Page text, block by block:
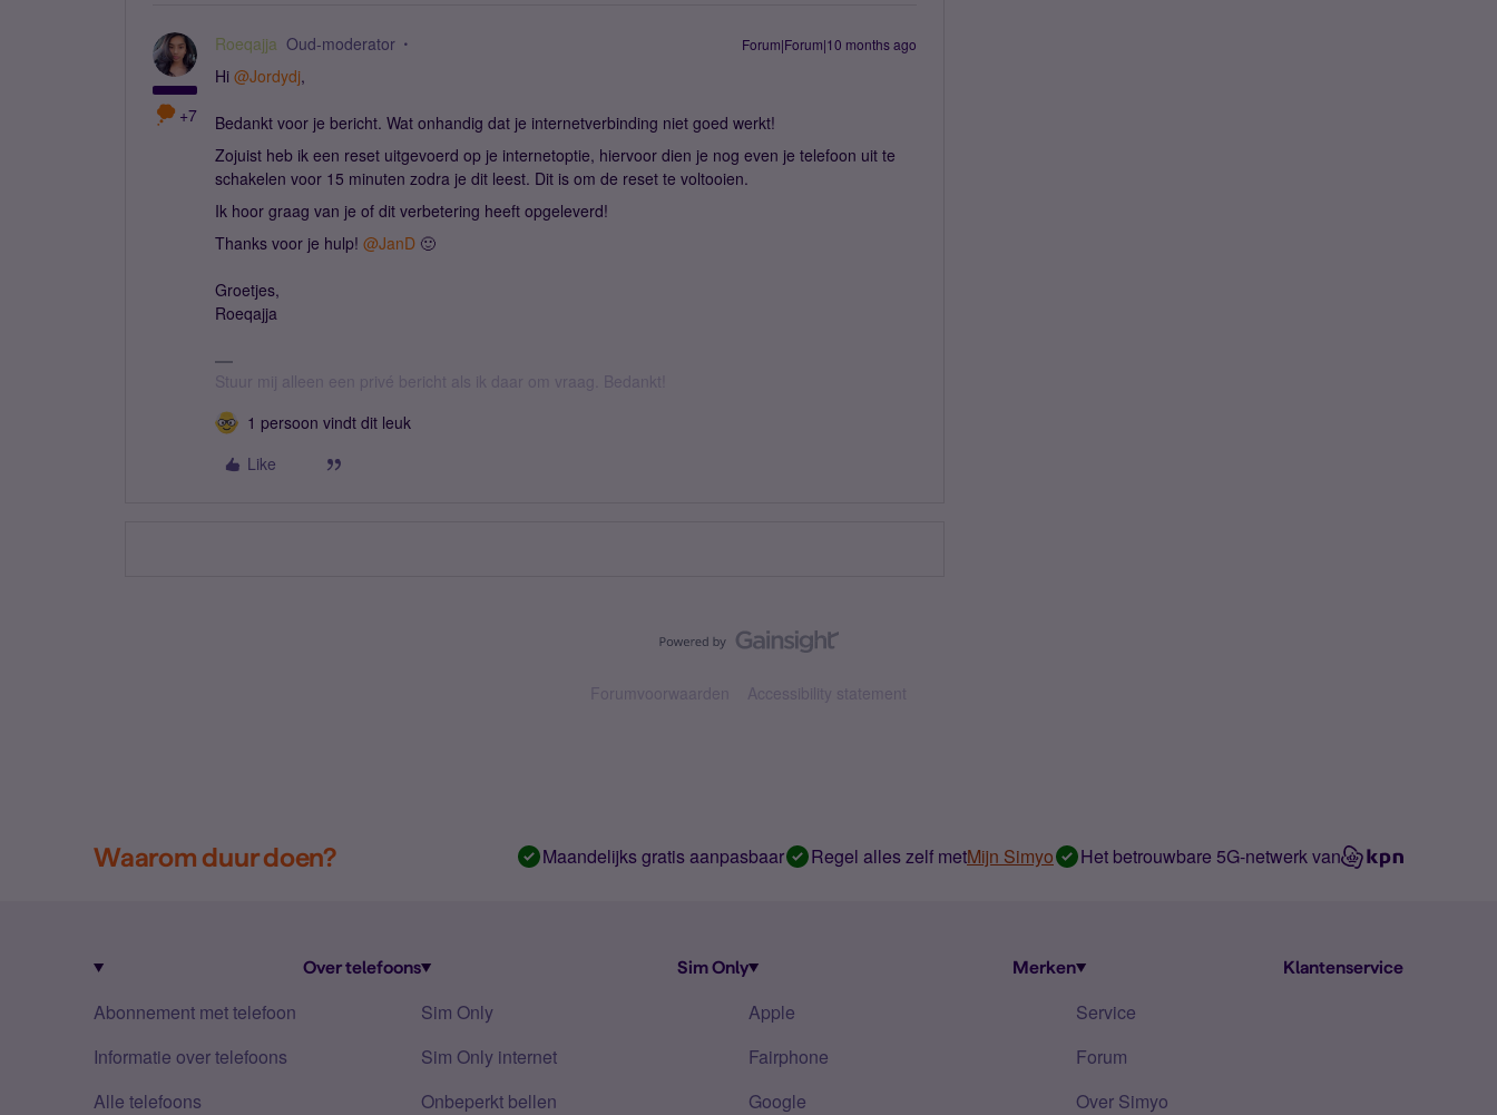
+7
Roeqajja Oud-moderator Forum|Forum|10 months ago
Hi ​ @Jordydj,
Bedankt voor je bericht. Wat onhandig dat je internetverbinding niet goed werkt!
Zojuist heb ik een reset uitgevoerd op je internetoptie, hiervoor dien je nog even je telefoon uit te
schakelen voor 15 minuten zodra je dit leest. Dit is om de reset te voltooien.
Ik hoor graag van je of dit verbetering heeft opgeleverd!
Thanks voor je hulp! ​ @JanD 🙂
Groetjes,
Roeqajja
Stuur mij alleen een privé bericht als ik daar om vraag. Bedankt!
1 persoon vindt dit leuk
Like
Forumvoorwaarden Accessibility statement
Waarom duur doen? Maandelijks gratis aanpasbaar Regel alles zelf metMijn Simyo Het betrouwbare 5G-netwerk van
Over telefoons
Abonnement met telefoon
Informatie over telefoons
Alle telefoons
Sim Only
Sim Only
Sim Only internet
Onbeperkt bellen
Merken
Apple
Fairphone
Google
Klantenservice
Service
Forum
Over Simyo